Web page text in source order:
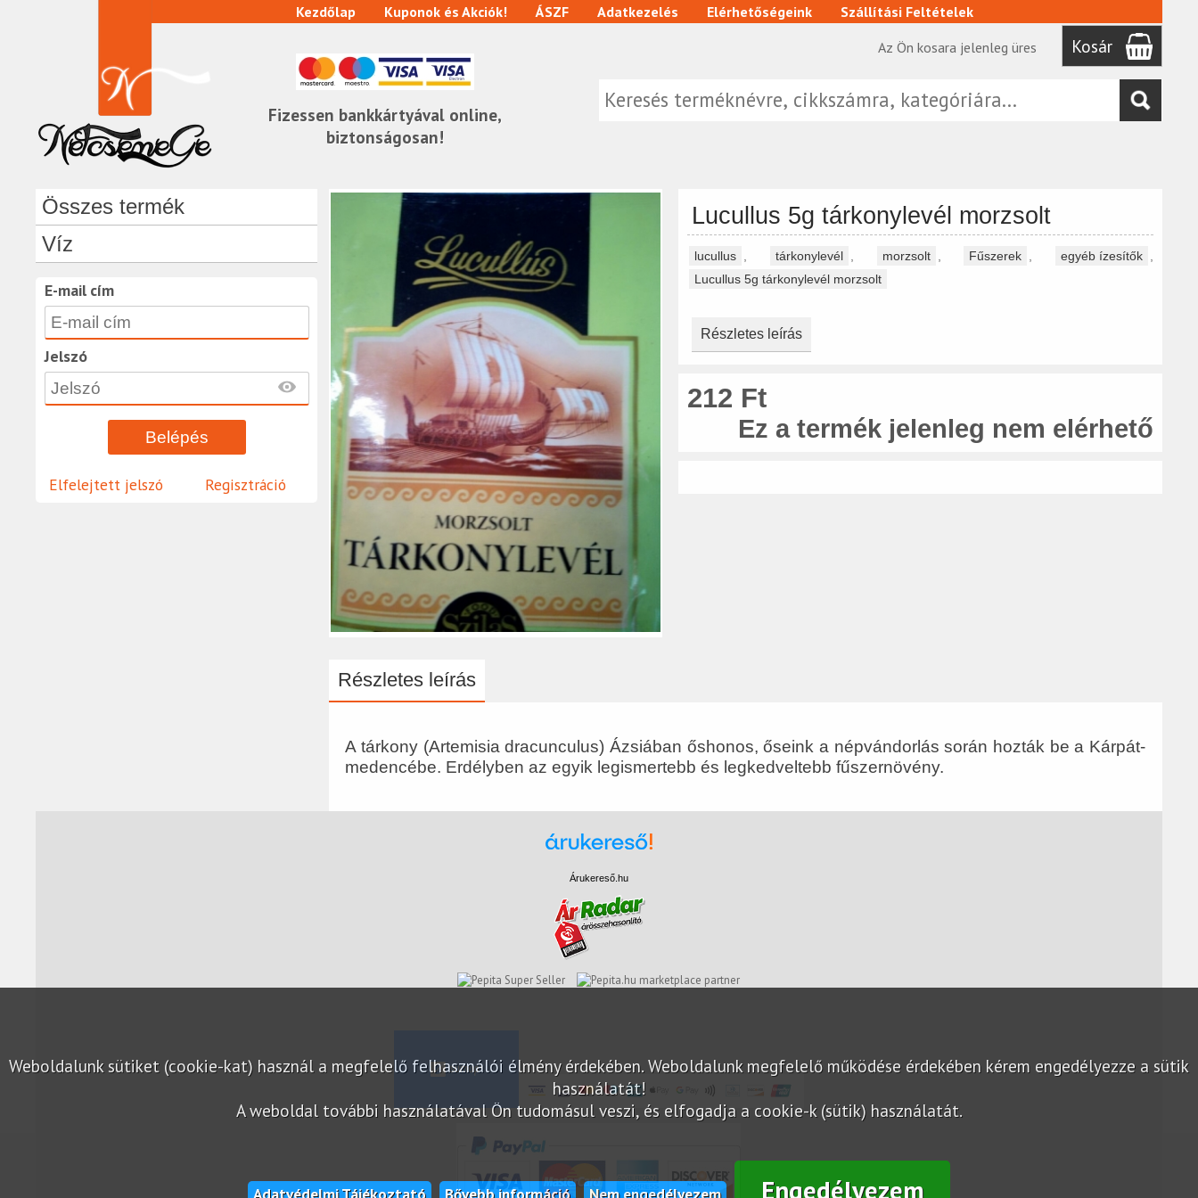
Fizessen bankkártyával online,
biztonságosan!
Kezdőlap Kuponok és Akciók! ÁSZF Adatkezelés Elérhetőségeink
Szállítási Feltételek
Az Ön kosara jelenleg üres
Kosár
Összes termék
Víz
E-mail cím
Jelszó
Elfelejtett jelszó Regisztráció
Lucullus 5g tárkonylevél morzsolt
lucullus tárkonylevél morzsolt Fűszerek egyéb ízesítők
Lucullus 5g tárkonylevél morzsolt
Részletes leírás
212 Ft
Ez a termék jelenleg nem elérhető
Részletes leírás
A tárkony (Artemisia dracunculus) Ázsiában őshonos, őseink a népvándorlás során hozták be a Kárpát-
medencébe. Erdélyben az egyik legismertebb és legkedveltebb fűszernövény.
Weboldalunk sütiket (cookie-kat) használ a megfelelő felhasználói élmény érdekében. Weboldalunk megfelelő működése érdekében kérem engedélyezze a sütik
használatát!
A weboldal további használatával Ön tudomásul veszi, és elfogadja a cookie-k (sütik) használatát.
Engedélyezem
Árukereső.hu
marketplace partner